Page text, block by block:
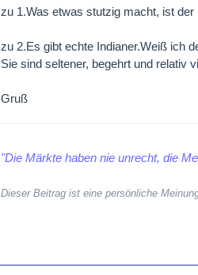
zu 1.Was etwas stutzig macht, ist
zu 2.Es gibt echte Indianer.Weiß ich
Sie sind seltener, begehrt und relativ
Gruß
"Die Märkte haben nie unrecht, die
Dieser Beitrag ist eine persönliche